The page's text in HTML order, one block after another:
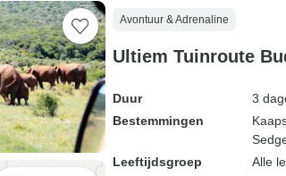
Avontuur & Adrenaline
Ultiem Tuinroute
Duur
3
Bestemmingen
Leeftijdsgroep
Alle